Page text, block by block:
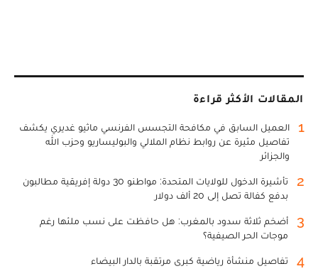
المقالات الأكثر قراءة
1
العميل السابق في مكافحة التجسس الفرنسي ماثيو غديري يكشف
تفاصيل مثيرة عن روابط نظام الملالي والبوليساريو وحزب الله
والجزائر
2
تأشيرة الدخول للولايات المتحدة: مواطنو 30 دولة إفريقية مطالبون
بدفع كفالة تصل إلى 20 ألف دولار
3
أضخم ثلاثة سدود بالمغرب: هل حافظت على نسب ملئها رغم
موجات الحر الصيفية؟
4 تفاصيل منشأة رياضية كبرى مرتقبة بالدار البيضاء